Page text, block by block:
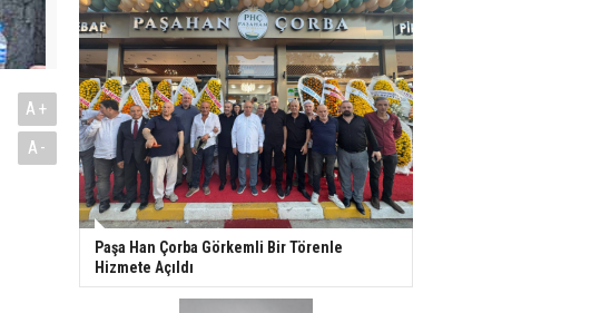
A+
A-
Paşa Han Çorba Görkemli Bir Törenle
Hizmete Açıldı